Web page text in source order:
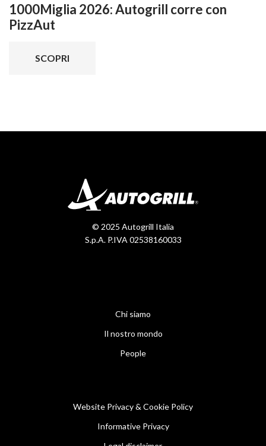
1000Miglia 2026: Autogrill corre con
PizzAut
SCOPRI
© 2025 Autogrill Italia
S.p.A. P.IVA 02538160033
Chi siamo
Il nostro mondo
People
Website Privacy & Cookie Policy
Informative Privacy